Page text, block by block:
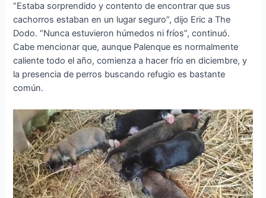
“Estaba sorprendido y contento de encontrar que sus
cachorros estaban en un lugar seguro”, dijo Eric a The
Dodo. “Nunca estuvieron húmedos ni fríos”, continuó.
Cabe mencionar que, aunque Palenque es normalmente
caliente todo el año, comienza a hacer frío en diciembre, y
la presencia de perros buscando refugio es bastante
común.